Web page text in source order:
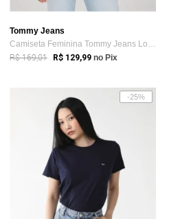
Tommy Jeans
Camiseta Feminina Tommy Jeans Logo Preta
R$ 169,01 R$ 129,99 no Pix
-25%